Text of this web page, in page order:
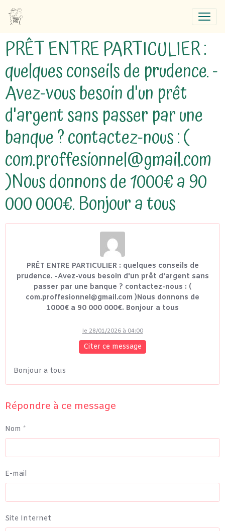
PRÊT ENTRE PARTICULIER :
quelques conseils de prudence. -
Avez-vous besoin d'un prêt
d'argent sans passer par une
banque ? contactez-nous : (
com.proffesionnel@gmail.com
)Nous donnons de 1000€ a 90
000 000€. Bonjour a tous
PRÊT ENTRE PARTICULIER : quelques conseils de
prudence. -Avez-vous besoin d'un prêt d'argent sans
passer par une banque ? contactez-nous : (
com.proffesionnel@gmail.com )Nous donnons de
1000€ a 90 000 000€. Bonjour a tous
le 28/01/2026 à 04:00
Citer ce message
Bonjour a tous
Répondre à ce message
Nom
E-mail
Site Internet